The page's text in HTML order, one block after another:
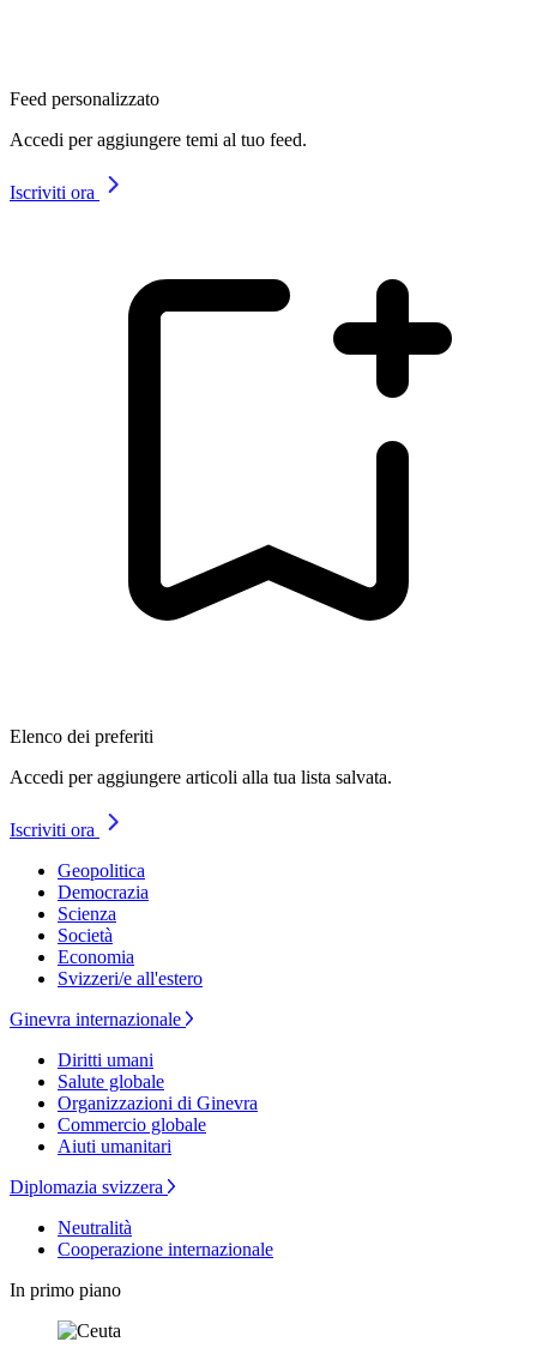
Feed personalizzato
Accedi per aggiungere temi al tuo feed.
Iscriviti ora
Elenco dei preferiti
Accedi per aggiungere articoli alla tua lista salvata.
Iscriviti ora
Geopolitica
Democrazia
Scienza
Società
Economia
Svizzeri/e all'estero
Ginevra internazionale
Diritti umani
Salute globale
Organizzazioni di Ginevra
Commercio globale
Aiuti umanitari
Diplomazia svizzera
Neutralità
Cooperazione internazionale
In primo piano